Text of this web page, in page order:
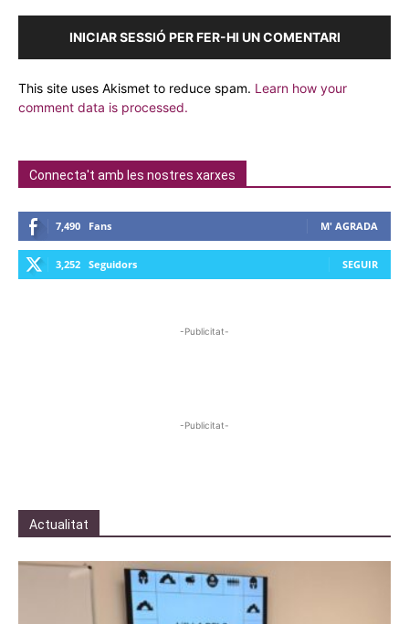
INICIAR SESSIÓ PER FER-HI UN COMENTARI
This site uses Akismet to reduce spam. Learn how your
comment data is processed.
Connecta't amb les nostres xarxes
7,490 Fans M' AGRADA
3,252 Seguidors SEGUIR
-Publicitat-
-Publicitat-
Actualitat